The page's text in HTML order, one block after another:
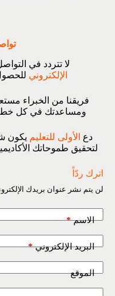
لا تتردد في
الإلكتروني
فريقنا من الخبراء
ومساعدتك في كل
دع الأولى للتعليم يكون
لتحقيق طموحاتك
اترك ردّاً
لن يتم نشر عنوان بريدك
الاسم*
البريد الإلكتروني*
الموقع